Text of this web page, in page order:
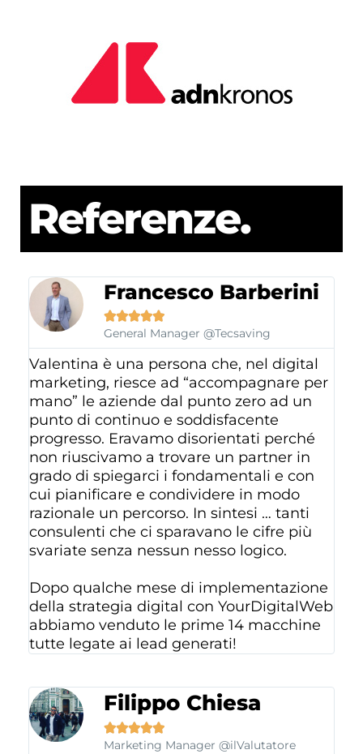
Referenze.
Francesco Barberini

General Manager @Tecsaving
Valentina è una persona che, nel digital
marketing, riesce ad “accompagnare per
mano” le aziende dal punto zero ad un
punto di continuo e soddisfacente
progresso. Eravamo disorientati perché
non riuscivamo a trovare un partner in
grado di spiegarci i fondamentali e con
cui pianificare e condividere in modo
razionale un percorso. In sintesi … tanti
consulenti che ci sparavano le cifre più
svariate senza nessun nesso logico.
Dopo qualche mese di implementazione
della strategia digital con YourDigitalWeb
abbiamo venduto le prime 14 macchine
tutte legate ai lead generati!
Filippo Chiesa

Marketing Manager @ilValutatore